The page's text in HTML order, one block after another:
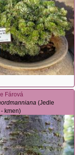
Fárová
(Jedle
kmen)